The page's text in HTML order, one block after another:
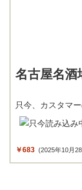
名古屋名酒
只今、カスタマ
￥683 (2025年10月